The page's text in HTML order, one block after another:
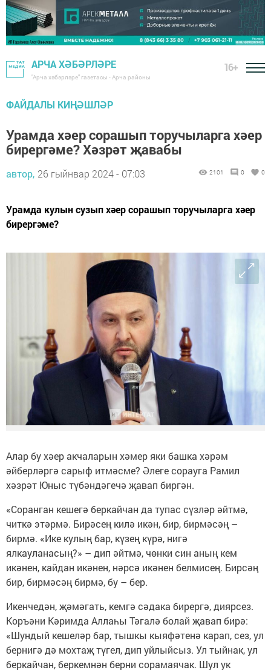
АРЧА ХӘБӘРЛӘРЕ
"Арча хәбәрләре" газетасы - Арча районы
16+
ФАЙДАЛЫ КИҢӘШЛӘР
Урамда хәер сорашып торучыларга хәер
бирергәме? Хәзрәт җавабы
автор, 26 гыйнвар 2024 - 07:03 2101 0 0
Урамда кулын сузып хәер сорашып торучыларга хәер
бирергәме?
Алар бу хәер акчаларын хәмер яки башка хәрәм
әйберләргә сарыф итмәсме? Әлеге сорауга Рамил
хәзрәт Юныс түбәндәгечә җавап биргән.
«Соранган кешегә беркайчан да тупас сүзләр әйтмә,
читкә этәрмә. Бирәсең килә икән, бир, бирмәсәң –
бирмә. «Ике кулың бар, күзең күрә, нигә
ялкауланасың?» – дип әйтмә, чөнки син аның кем
икәнен, кайдан икәнен, нәрсә икәнен белмисең. Бирсәң
бир, бирмәсәң бирмә, бу – бер.
Икенчедән, җәмәгать, кемгә сәдака бирергә, диярсез.
Коръәни Кәримда Аллаһы Тәгалә болай җавап бирә:
«Шундый кешеләр бар, тышкы кыяфәтенә карап, сез, ул
бернигә дә мохтаҗ түгел, дип уйлыйсыз. Ул тыйнак, ул
беркайчан, беркемнән берни сорамаячак. Шул ук